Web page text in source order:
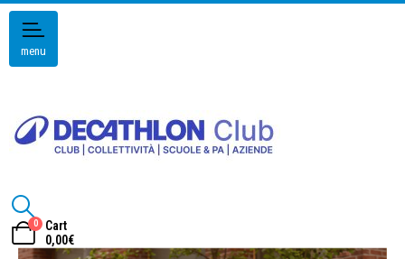
menu
0
Cart
0,00€